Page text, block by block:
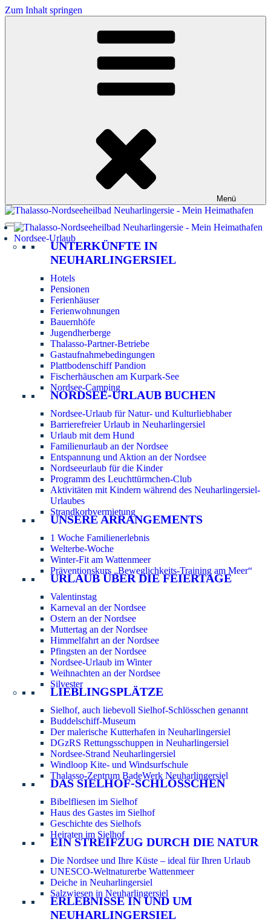
Zum Inhalt springen
Menü
Nordsee-Urlaub
UNTERKÜNFTE IN
NEUHARLINGERSIEL
Hotels
Pensionen
Ferienhäuser
Ferienwohnungen
Bauernhöfe
Jugendherberge
Thalasso-Partner-Betriebe
Gastaufnahmebedingungen
Plattbodenschiff Pandion
Fischerhäuschen am Kurpark-See
Nordsee-Camping
NORDSEE-URLAUB BUCHEN
Nordsee-Urlaub für Natur- und Kulturliebhaber
Barrierefreier Urlaub in Neuharlingersiel
Urlaub mit dem Hund
Familienurlaub an der Nordsee
Entspannung und Aktion an der Nordsee
Nordseeurlaub für die Kinder
Programm des Leuchttürmchen-Club
Aktivitäten mit Kindern während des Neuharlingersiel-
Urlaubes
Strandkorbvermietung
UNSERE ARRANGEMENTS
1 Woche Familienerlebnis
Welterbe-Woche
Winter-Fit am Wattenmeer
Präventionskurs „Beweglichkeits-Training am Meer“
URLAUB ÜBER DIE FEIERTAGE
Valentinstag
Karneval an der Nordsee
Ostern an der Nordsee
Muttertag an der Nordsee
Himmelfahrt an der Nordsee
Pfingsten an der Nordsee
Nordsee-Urlaub im Winter
Weihnachten an der Nordsee
Silvester
LIEBLINGSPLÄTZE
Sielhof, auch liebevoll Sielhof-Schlösschen genannt
Buddelschiff-Museum
Der malerische Kutterhafen in Neuharlingersiel
DGzRS Rettungsschuppen in Neuharlingersiel
Nordsee-Strand Neuharlingersiel
Windloop Kite- und Windsurfschule
Thalasso-Zentrum BadeWerk Neuharlingersiel
DAS SIELHOF-SCHLÖSSCHEN
Bibelfliesen im Sielhof
Haus des Gastes im Sielhof
Geschichte des Sielhofs
Heiraten im Sielhof
EIN STREIFZUG DURCH DIE NATUR
Die Nordsee und Ihre Küste – ideal für Ihren Urlaub
UNESCO-Weltnaturerbe Wattenmeer
Deiche in Neuharlingersiel
Salzwiesen in Neuharlingersiel
ERLEBNISSE IN UND UM
NEUHARLINGERSIEL